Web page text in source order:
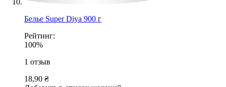
Белье Super Diya 900 г
Рейтинг:
100%
1 отзыв
18,90 ₴